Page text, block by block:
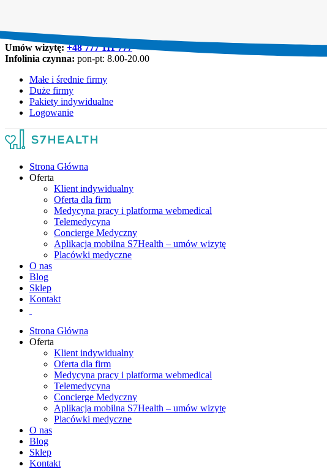
Umów wizytę:+48 777 111 777
Infolinia czynna: pon-pt: 8.00-20.00
Małe i średnie firmy
Duże firmy
Pakiety indywidualne
Logowanie
Strona Główna
Oferta
Klient indywidualny
Oferta dla firm
Medycyna pracy i platforma webmedical
Telemedycyna
Concierge Medyczny
Aplikacja mobilna S7Health – umów wizytę
Placówki medyczne
O nas
Blog
Sklep
Kontakt
Strona Główna
Oferta
Klient indywidualny
Oferta dla firm
Medycyna pracy i platforma webmedical
Telemedycyna
Concierge Medyczny
Aplikacja mobilna S7Health – umów wizytę
Placówki medyczne
O nas
Blog
Sklep
Kontakt